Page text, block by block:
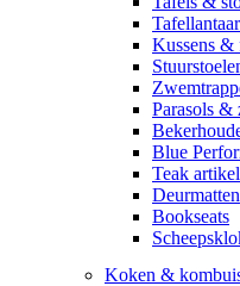
Kussens &
Parasols &
Blue
Teak
Deurmatten
Bookseats
Koken &